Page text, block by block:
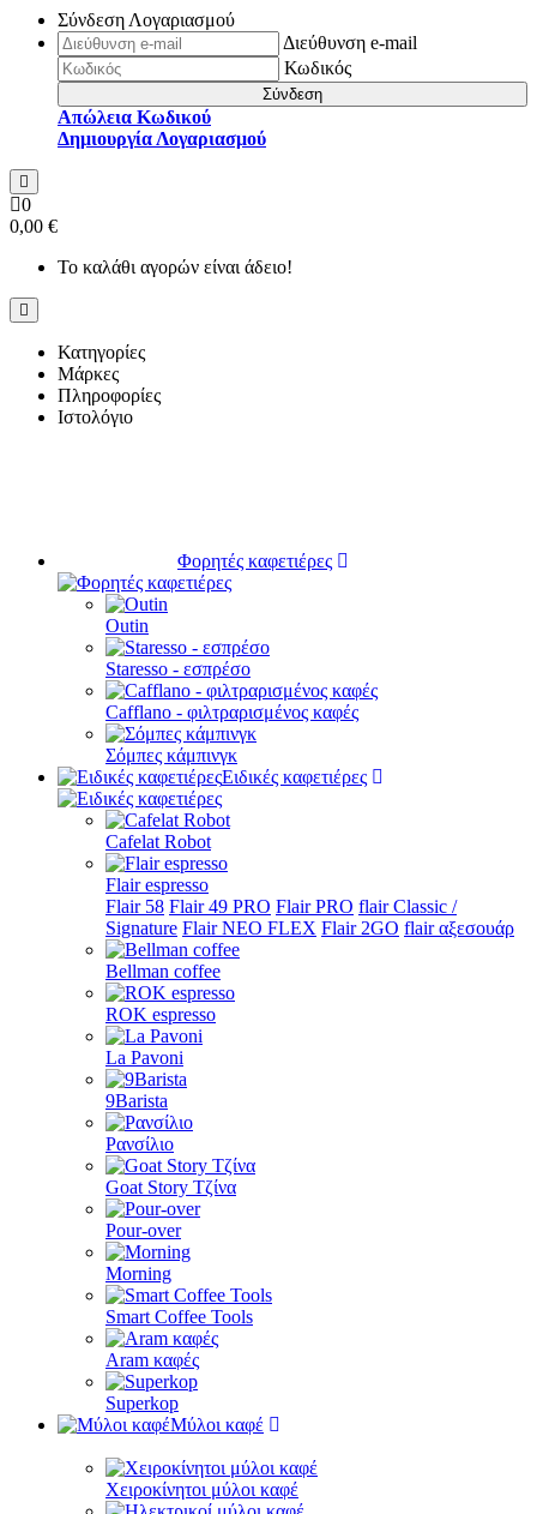
Σύνδεση Λογαριασμού
Διεύθυνση e-mail
Κωδικός
Σύνδεση
Απώλεια Κωδικού
Δημιουργία Λογαριασμού
0
0,00 €
Το καλάθι αγορών είναι άδειο!
Κατηγορίες
Μάρκες
Πληροφορίες
Ιστολόγιο
Φορητές καφετιέρες
Outin
Staresso - εσπρέσο
Cafflano - φιλτραρισμένος καφές
Σόμπες κάμπινγκ
Ειδικές καφετιέρες
Cafelat Robot
Flair espresso
Flair 58 Flair 49 PRO Flair PRO flair Classic /
Signature Flair NEO FLEX Flair 2GO flair αξεσουάρ
Bellman coffee
ROK espresso
La Pavoni
9Barista
Ρανσίλιο
Goat Story Τζίνα
Pour-over
Morning
Smart Coffee Tools
Aram καφές
Superkop
Μύλοι καφέ
Χειροκίνητοι μύλοι καφέ